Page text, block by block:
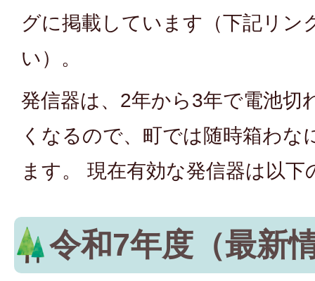
グに掲載しています（下記リン
い）。
発信器は、2年から3年で電池切
くなるので、町では随時箱わな
ます。 現在有効な発信器は以下
令和7年度（最新